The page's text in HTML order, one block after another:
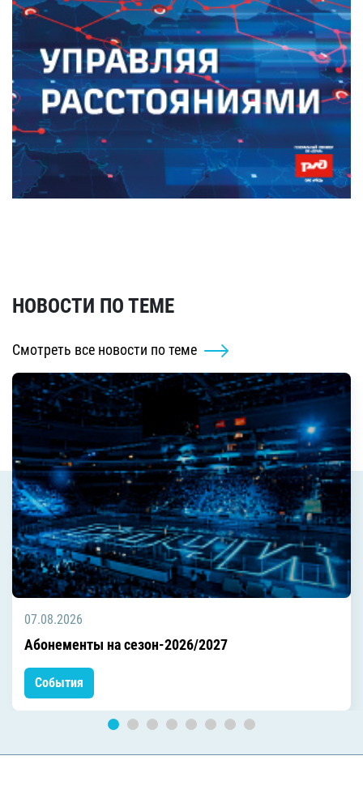
НОВОСТИ ПО ТЕМЕ
Смотреть все новости по теме
07.08.2026
Абонементы на сезон-2026/2027
События